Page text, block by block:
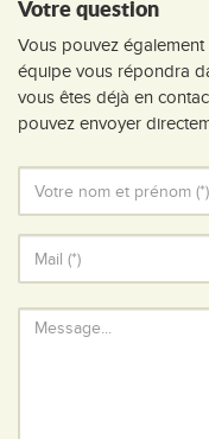
Votre question
Vous pouvez
équipe vous répondra
vous êtes déjà en
pouvez envoyer